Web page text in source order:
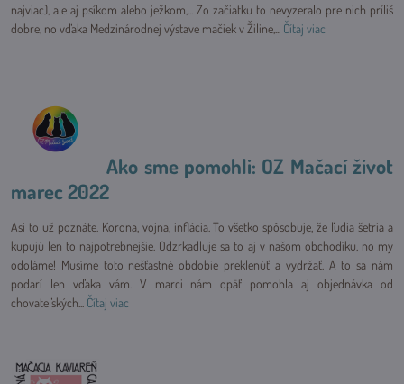
najviac), ale aj psíkom alebo ježkom,... Zo začiatku to nevyzeralo pre nich príliš
dobre, no vďaka Medzinárodnej výstave mačiek v Žiline,... Čítaj viac
Ako sme pomohli: OZ Mačací život
marec 2022
Asi to už poznáte. Korona, vojna, inflácia. To všetko spôsobuje, že ľudia šetria a
kupujú len to najpotrebnejšie. Odzrkadluje sa to aj v našom obchodíku, no my
odoláme! Musíme toto nešťastné obdobie preklenúť a vydržať. A to sa nám
podarí len vďaka vám. V marci nám opäť pomohla aj objednávka od
chovateľských... Čítaj viac